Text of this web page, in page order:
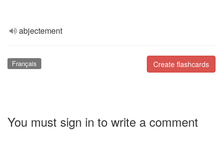
abjectement
Create flashcards
Français
You must sign in to write a comment